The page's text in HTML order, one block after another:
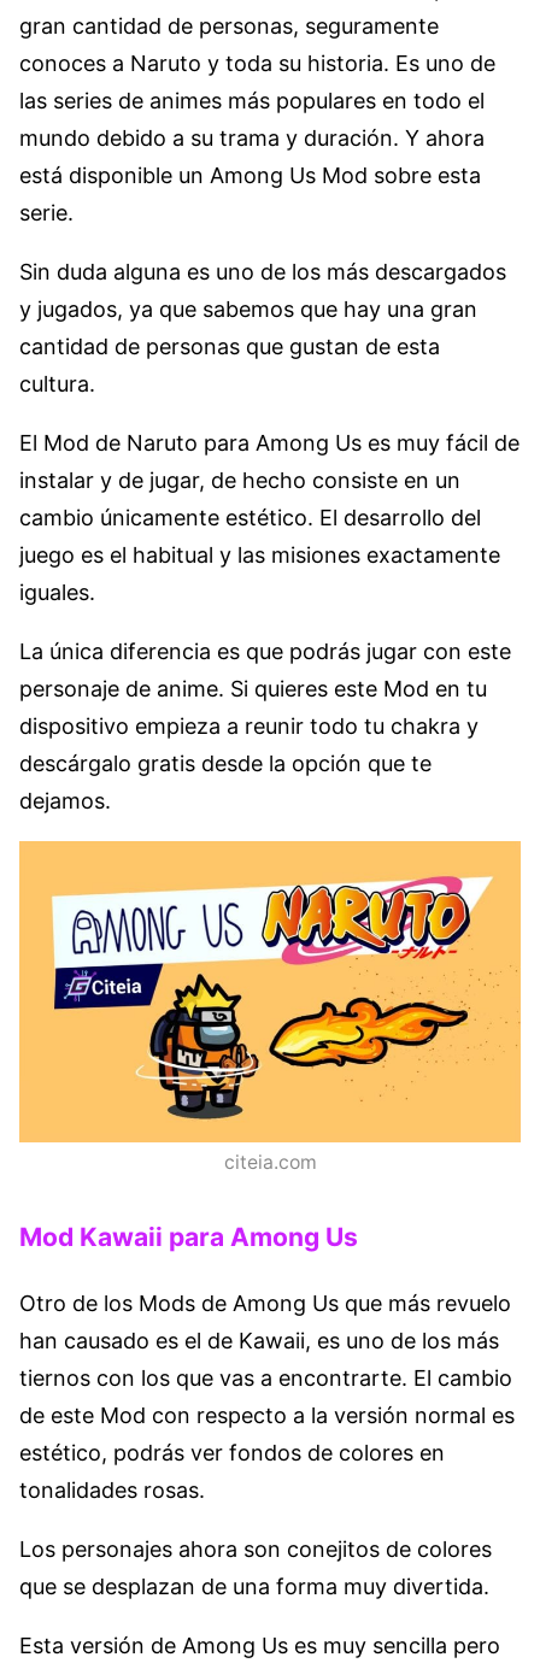
gran cantidad de personas, seguramente
conoces a Naruto y toda su historia. Es uno de
las series de animes más populares en todo el
mundo debido a su trama y duración. Y ahora
está disponible un Among Us Mod sobre esta
serie.
Sin duda alguna es uno de los más descargados
y jugados, ya que sabemos que hay una gran
cantidad de personas que gustan de esta
cultura.
El Mod de Naruto para Among Us es muy fácil de
instalar y de jugar, de hecho consiste en un
cambio únicamente estético. El desarrollo del
juego es el habitual y las misiones exactamente
iguales.
La única diferencia es que podrás jugar con este
personaje de anime. Si quieres este Mod en tu
dispositivo empieza a reunir todo tu chakra y
descárgalo gratis desde la opción que te
dejamos.
citeia.com
Mod Kawaii para Among Us
Otro de los Mods de Among Us que más revuelo
han causado es el de Kawaii, es uno de los más
tiernos con los que vas a encontrarte. El cambio
de este Mod con respecto a la versión normal es
estético, podrás ver fondos de colores en
tonalidades rosas.
Los personajes ahora son conejitos de colores
que se desplazan de una forma muy divertida.
Esta versión de Among Us es muy sencilla pero